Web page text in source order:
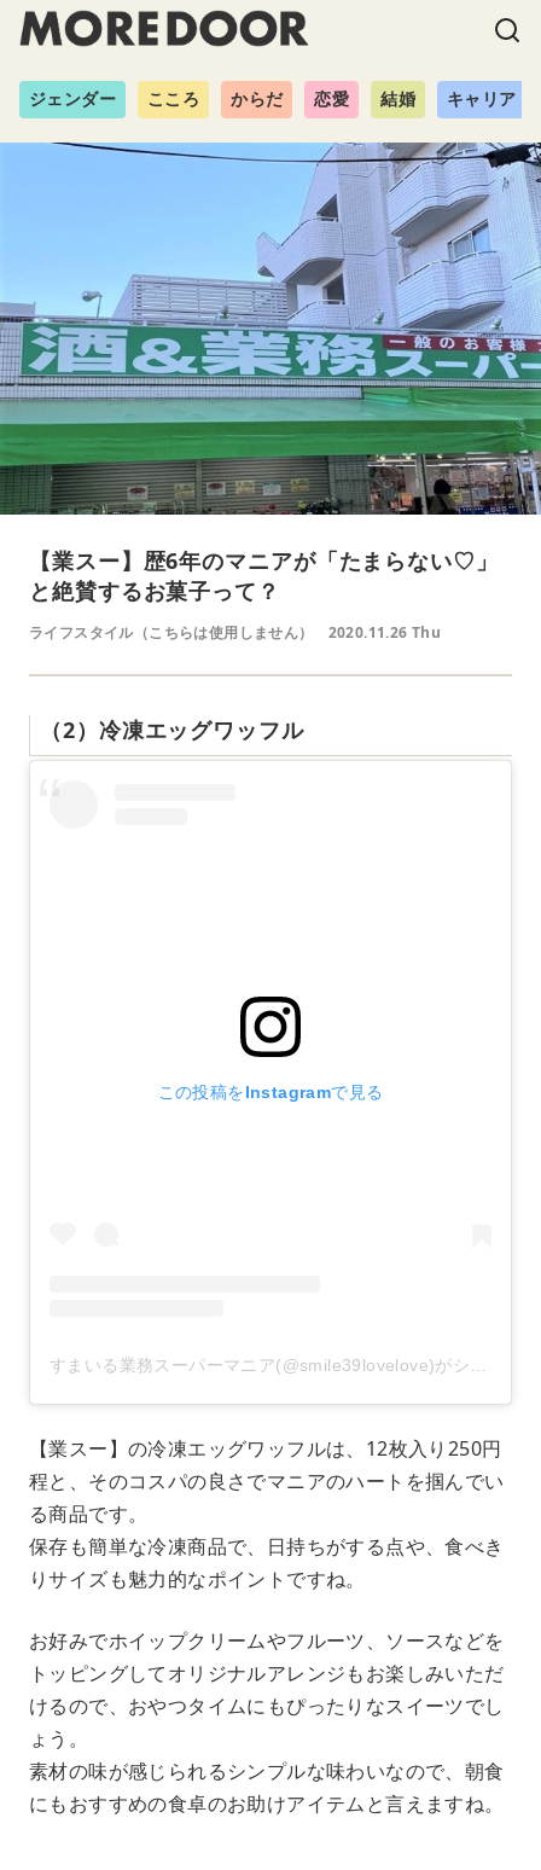
ジェンダー こころ からだ 恋愛 結婚 キャリア
【業スー】歴6年のマニアが「たまらない♡」
と絶賛するお菓子って？
ライフスタイル（こちらは使用しません） 2020.11.26 Thu
（2）冷凍エッグワッフル
この投稿をInstagramで見る
すまいる業務スーパーマニア(@smile39lovelove)がシェアした投稿
【業スー】の冷凍エッグワッフルは、12枚入り250円
程と、そのコスパの良さでマニアのハートを掴んでい
る商品です。
保存も簡単な冷凍商品で、日持ちがする点や、食べき
りサイズも魅力的なポイントですね。
お好みでホイップクリームやフルーツ、ソースなどを
トッピングしてオリジナルアレンジもお楽しみいただ
けるので、おやつタイムにもぴったりなスイーツでし
ょう。
素材の味が感じられるシンプルな味わいなので、朝食
にもおすすめの食卓のお助けアイテムと言えますね。